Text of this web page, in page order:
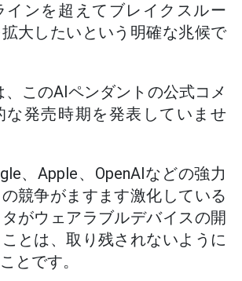
インを超えてブレイクスルー
大したいという明確な兆候で
このAIペンダントの公式コメ
な発売時期を発表していませ
、Apple、OpenAIなどの強力
競争がますます激化している
がウェアラブルデバイスの開
とは、取り残されないように
とです。